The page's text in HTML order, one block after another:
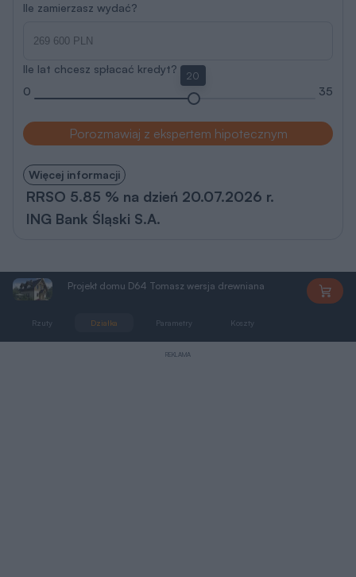
Ile zamierzasz wydać?
Ile lat chcesz spłacać kredyt?
0
20
35
Porozmawiaj z ekspertem hipotecznym
Więcej informacji
RRSO 5.85 % na dzień 20.07.2026 r.
ING Bank Śląski S.A.
Projekt domu D64 Tomasz wersja drewniana
Rzuty Działka Parametry Koszty
REKLAMA